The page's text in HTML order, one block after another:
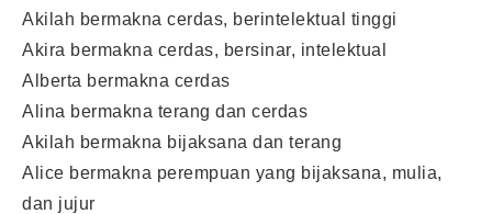
Akilah bermakna cerdas, berintelektual tinggi
Akira bermakna cerdas, bersinar, intelektual
Alberta bermakna cerdas
Alina bermakna terang dan cerdas
Akilah bermakna bijaksana dan terang
Alice bermakna perempuan yang bijaksana, mulia,
dan jujur